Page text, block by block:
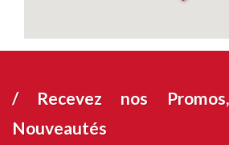
/ Recevez nos
Nouveautés